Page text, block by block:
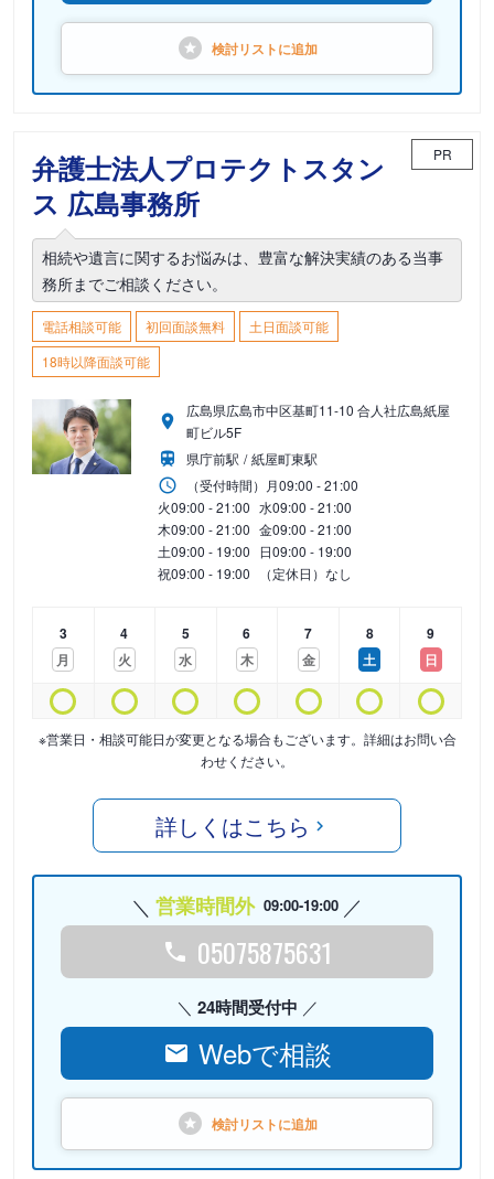
検討リストに追加
弁護士法人プロテクトスタン
ス 広島事務所
PR
相続や遺言に関するお悩みは、豊富な解決実績のある当事
務所までご相談ください。
電話相談可能 初回面談無料
土日面談可能
18時以降面談可能
広島県広島市中区基町11-10 合人社広島紙屋
町ビル5F
県庁前駅
紙屋町東駅
（受付時間） 月09:00 - 21:00
火09:00 - 21:00 水09:00 - 21:00
木09:00 - 21:00 金09:00 - 21:00
土09:00 - 19:00 日09:00 - 19:00
祝09:00 - 19:00 （定休日）なし
3
月
4
火
5
水
6
木
7
金
8
土
9
日
※営業日・相談可能日が変更となる場合もございます。詳細はお問い合
わせください。
詳しくはこちら
営業時間外 09:00-19:00
05075875631
24時間受付中
Webで相談
検討リストに追加